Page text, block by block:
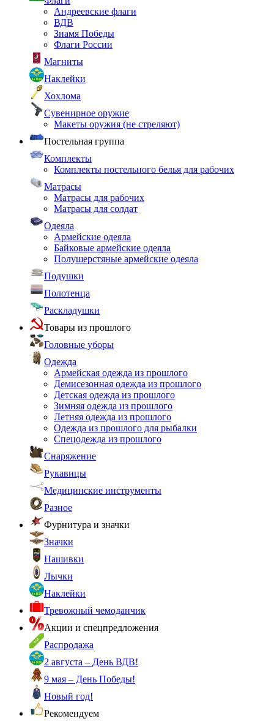
Андреевские флаги
ВДВ
Знамя Победы
Флаги России
Магниты
Наклейки
Хохлома
Сувенирное оружие
Макеты оружия (не стреляют)
Постельная группа
Комплекты
Комплекты постельного белья для рабочих
Матрасы
Матрасы для рабочих
Матрасы для солдат
Одеяла
Армейские одеяла
Байковые армейские одеяла
Полушерстяные армейские одеяла
Подушки
Полотенца
Раскладушки
Товары из прошлого
Головные уборы
Одежда
Армейская одежда из прошлого
Демисезонная одежда из прошлого
Детская одежда из прошлого
Зимняя одежда из прошлого
Летняя одежда из прошлого
Одежда из прошлого для рыбалки
Спецодежда из прошлого
Снаряжение
Рукавицы
Медицинские инструменты
Разное
Фурнитура и значки
Значки
Нашивки
Лычки
Наклейки
Тревожный чемоданчик
Акции и спецпредложения
Распродажа
2 августа – День ВДВ!
9 мая – День Победы!
Новый год!
Рекомендуем